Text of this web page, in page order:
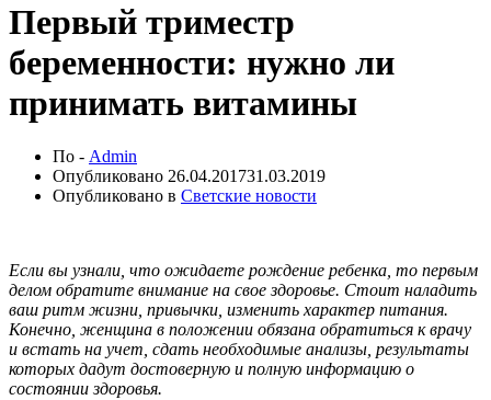
Первый триместр
беременности: нужно ли
принимать витамины
По - Admin
Опубликовано 26.04.201731.03.2019
Опубликовано в Светские новости
Если вы узнали, что ожидаете рождение ребенка, то первым
делом обратите внимание на свое здоровье. Стоит наладить
ваш ритм жизни, привычки, изменить характер питания.
Конечно, женщина в положении обязана обратиться к врачу
и встать на учет, сдать необходимые анализы, результаты
которых дадут достоверную и полную информацию о
состоянии здоровья.